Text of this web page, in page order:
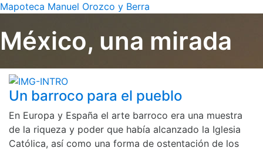
Mapoteca Manuel Orozco y Berra
México, una mirada
Un barroco para el pueblo
En Europa y España el arte barroco era una muestra
de la riqueza y poder que había alcanzado la Iglesia
Católica, así como una forma de ostentación de los